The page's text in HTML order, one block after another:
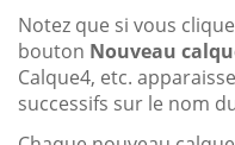
Notez que si vous
bouton Nouveau
Calque4, etc.
successifs sur le nom